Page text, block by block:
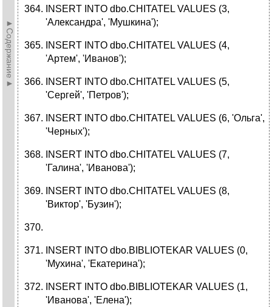
►Содержание►
INSERT INTO dbo.CHITATEL VALUES (3,
'Александра', 'Мушкина');
INSERT INTO dbo.CHITATEL VALUES (4,
'Артем', 'Иванов');
INSERT INTO dbo.CHITATEL VALUES (5,
'Сергей', 'Петров');
INSERT INTO dbo.CHITATEL VALUES (6, 'Ольга',
'Черных');
INSERT INTO dbo.CHITATEL VALUES (7,
'Галина', 'Иванова');
INSERT INTO dbo.CHITATEL VALUES (8,
'Виктор', 'Бузин');
INSERT INTO dbo.BIBLIOTEKAR VALUES (0,
'Мухина', 'Екатерина');
INSERT INTO dbo.BIBLIOTEKAR VALUES (1,
'Иванова', 'Елена');